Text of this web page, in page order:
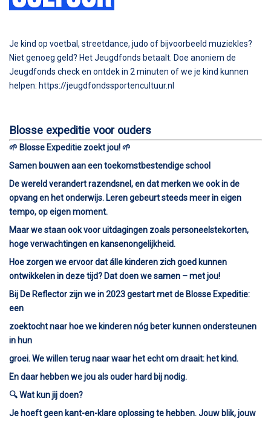
Je kind op voetbal, streetdance, judo of bijvoorbeeld muziekles?
Niet genoeg geld? Het Jeugdfonds betaalt. Doe anoniem de
Jeugdfonds check en ontdek in 2 minuten of we je kind kunnen
helpen: https://jeugdfondssportencultuur.nl
Blosse expeditie voor ouders
🌱 Blosse Expeditie zoekt jou! 🌱
Samen bouwen aan een toekomstbestendige school
De wereld verandert razendsnel, en dat merken we ook in de
opvang en het onderwijs. Leren gebeurt steeds meer in eigen
tempo, op eigen moment.
Maar we staan ook voor uitdagingen zoals personeelstekorten,
hoge verwachtingen en kansenongelijkheid.
Hoe zorgen we ervoor dat álle kinderen zich goed kunnen
ontwikkelen in deze tijd? Dat doen we samen – met jou!
Bij De Reflector zijn we in 2023 gestart met de Blosse Expeditie:
een
zoektocht naar hoe we kinderen nóg beter kunnen ondersteunen
in hun
groei. We willen terug naar waar het echt om draait: het kind.
En daar hebben we jou als ouder hard bij nodig.
🔍 Wat kun jij doen?
Je hoeft geen kant-en-klare oplossing te hebben. Jouw blik, jouw